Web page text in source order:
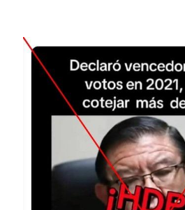
Image